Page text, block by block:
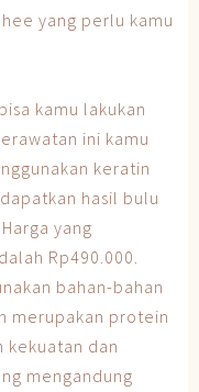
yang perlu kamu
kamu lakukan
ini kamu
keratin
hasil bulu
yang
Rp490.000.
bahan-bahan
merupakan protein
kekuatan dan
mengandung